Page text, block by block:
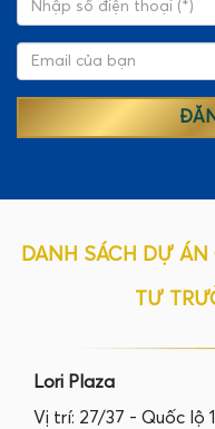
DANH SÁCH DỰ
TƯ
Lori Plaza
Vị trí: 27/37 - Quốc lộ